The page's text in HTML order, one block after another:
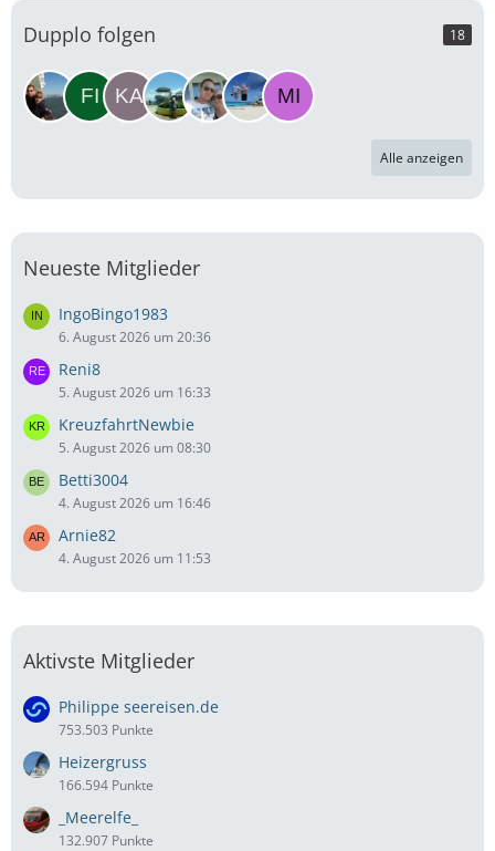
Dupplo folgen 18
Alle anzeigen
Neueste Mitglieder
IngoBingo1983
6. August 2026 um 20:36
Reni8
5. August 2026 um 16:33
KreuzfahrtNewbie
5. August 2026 um 08:30
Betti3004
4. August 2026 um 16:46
Arnie82
4. August 2026 um 11:53
Aktivste Mitglieder
Philippe seereisen.de
753.503 Punkte
Heizergruss
166.594 Punkte
_Meerelfe_
132.907 Punkte